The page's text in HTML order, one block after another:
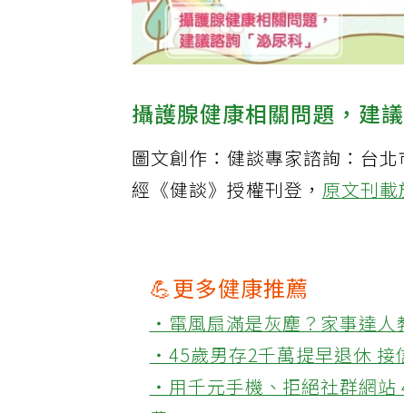
攝護腺健康相關問題，建
圖文創作：健談專家諮詢：台
經《健談》授權刊登，原文刊
💪更多健康推薦
‧電風扇滿是灰塵？家事達人
‧45歲男存2千萬提早退休 接
‧用千元手機、拒絕社群網站